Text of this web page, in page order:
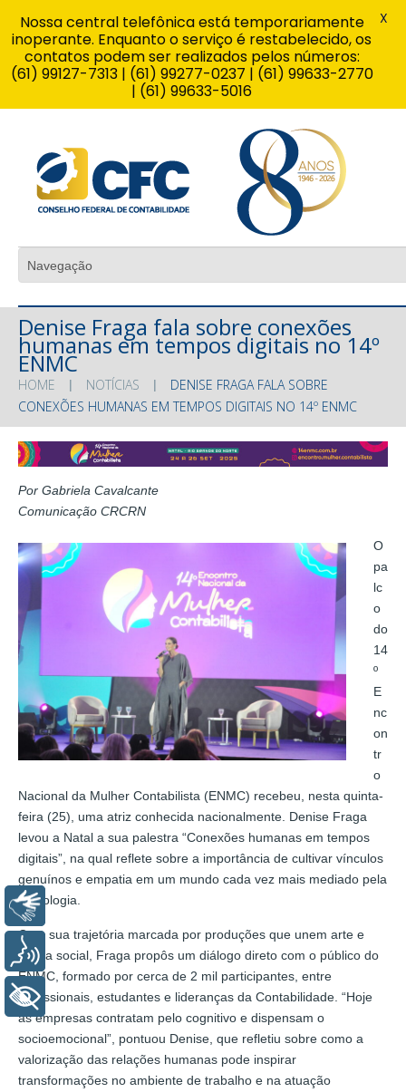
Denise Fraga fala sobre conexões
humanas em tempos digitais no 14º
ENMC
HOME NOTÍCIAS
DENISE FRAGA FALA SOBRE
CONEXÕES HUMANAS EM TEMPOS DIGITAIS NO 14º ENMC
Por Gabriela Cavalcante
Comunicação CRCRN
O
pa
lc
o
do
14
º
E
nc
on
tr
o
Nacional da Mulher Contabilista (ENMC) recebeu, nesta quinta-
feira (25), uma atriz conhecida nacionalmente. Denise Fraga
levou a Natal a sua palestra “Conexões humanas em tempos
digitais”, na qual reflete sobre a importância de cultivar vínculos
genuínos e empatia em um mundo cada vez mais mediado pela
tecnologia.
Com sua trajetória marcada por produções que unem arte e
crítica social, Fraga propôs um diálogo direto com o público do
ENMC, formado por cerca de 2 mil participantes, entre
profissionais, estudantes e lideranças da Contabilidade. “Hoje
as empresas contratam pelo cognitivo e dispensam o
socioemocional”, pontuou Denise, que refletiu sobre como a
valorização das relações humanas pode inspirar
transformações no ambiente de trabalho e na atuação
Nossa central telefônica está temporariamente
inoperante. Enquanto o serviço é restabelecido, os
contatos podem ser realizados pelos números:
(61) 99127-7313 | (61) 99277-0237 | (61) 99633-2770
| (61) 99633-5016
X
Libras
Voz
+ Acessibilidade